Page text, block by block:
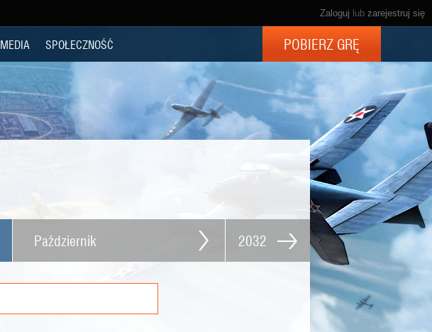
Zaloguj lub zarejestruj się
MEDIA SPOŁECZNOŚĆ POBIERZ GRĘ
Październik 2032